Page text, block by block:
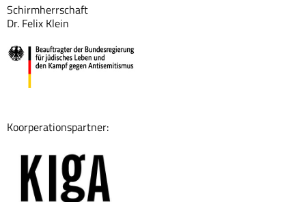
Schirmherrschaft
Dr. Felix Klein
Koorperationspartner: